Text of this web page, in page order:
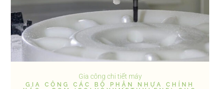
Gia công chi tiết máy
GIA CÔNG CÁC BỘ PHẬN NHỰA CHÍNH